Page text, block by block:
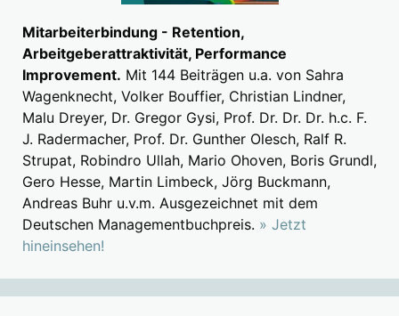
Mitarbeiterbindung - Retention,
Arbeitgeberattraktivität, Performance
Improvement. Mit 144 Beiträgen u.a. von Sahra
Wagenknecht, Volker Bouffier, Christian Lindner,
Malu Dreyer, Dr. Gregor Gysi, Prof. Dr. Dr. Dr. h.c. F.
J. Radermacher, Prof. Dr. Gunther Olesch, Ralf R.
Strupat, Robindro Ullah, Mario Ohoven, Boris Grundl,
Gero Hesse, Martin Limbeck, Jörg Buckmann,
Andreas Buhr u.v.m. Ausgezeichnet mit dem
Deutschen Managementbuchpreis. » Jetzt
hineinsehen!